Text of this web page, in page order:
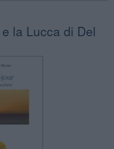
la Lucca di Del